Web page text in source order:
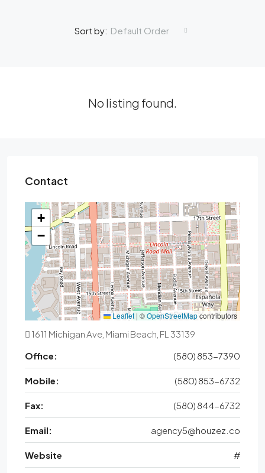
Sort by: Default Order
No listing found.
Contact
+
−
Leaflet | ©OpenStreetMapcontributors
1611 Michigan Ave, Miami Beach, FL 33139
Office:
(580) 853-7390
Mobile: (580) 853-6732
Fax: (580) 844-6732
Email: agency5@houzez.co
Website #